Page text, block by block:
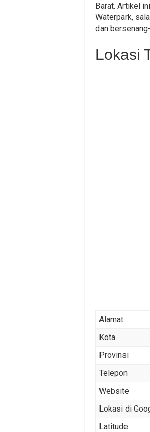
Barat. Artikel
Waterpark,
dan
Lokasi
Alamat
Kota
Provinsi
Telepon
Website
Lokasi di
Latitude